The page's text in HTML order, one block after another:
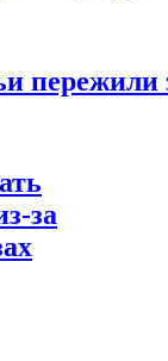
за